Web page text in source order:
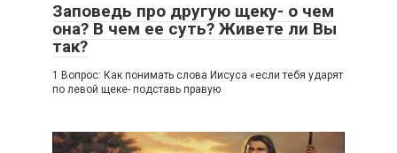
Заповедь про другую щеку- о чем
она? В чем ее суть? Живете ли Вы
так?
1 Вопрос: Как понимать слова Иисуса «если тебя ударят
по левой щеке- подставь правую